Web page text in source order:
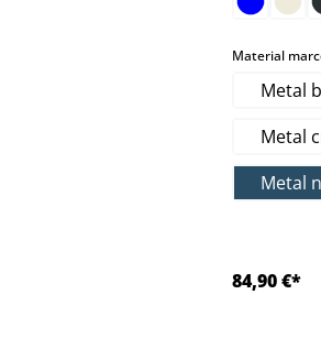
Material
Metal
Metal
Metal
84,90 €*